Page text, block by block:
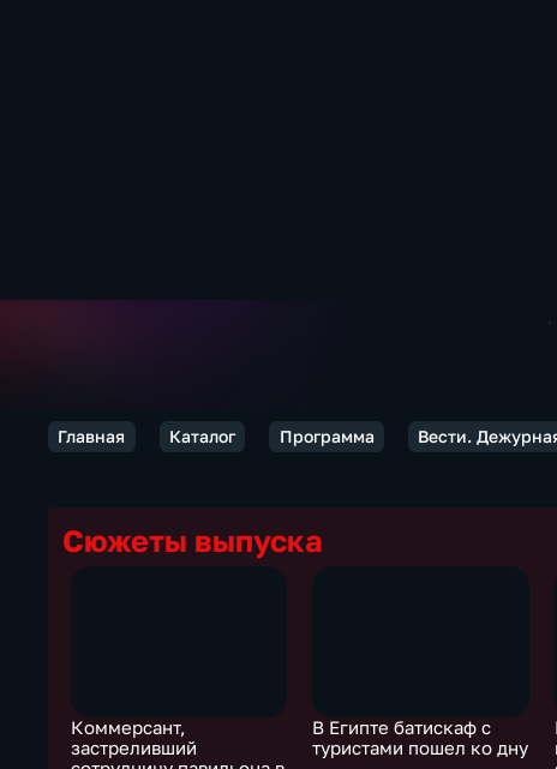
Главная Каталог Программа Вести.
Сюжеты выпуска
Коммерсант,
застреливший
В Египте батискаф с
туристами пошел ко дну